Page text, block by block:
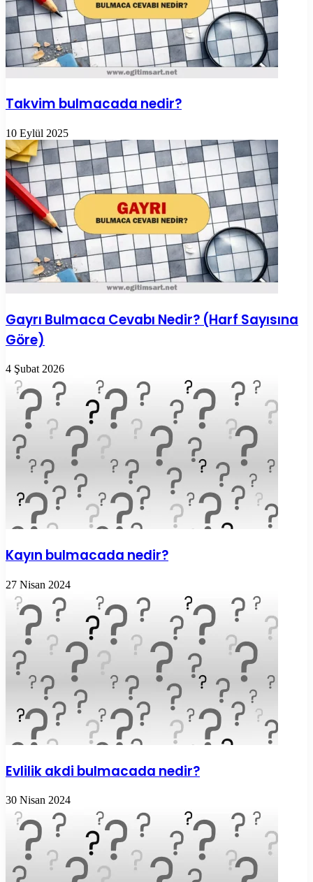
Takvim bulmacada nedir?
10 Eylül 2025
Gayrı Bulmaca Cevabı Nedir? (Harf Sayısına
Göre)
4 Şubat 2026
Kayın bulmacada nedir?
27 Nisan 2024
Evlilik akdi bulmacada nedir?
30 Nisan 2024